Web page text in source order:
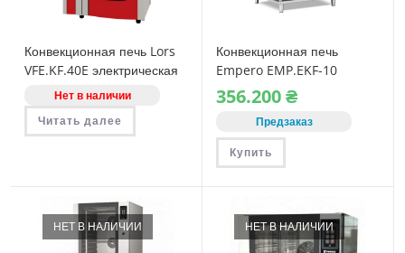
Конвекционная печь Lors
VFE.KF.40E электрическая
Нет в наличии
Читать далее
Конвекционная печь
Empero EMP.EKF-10
электрическая
356.200₴
Предзаказ
Купить
НЕТ В НАЛИЧИИ НЕТ В НАЛИЧИИ